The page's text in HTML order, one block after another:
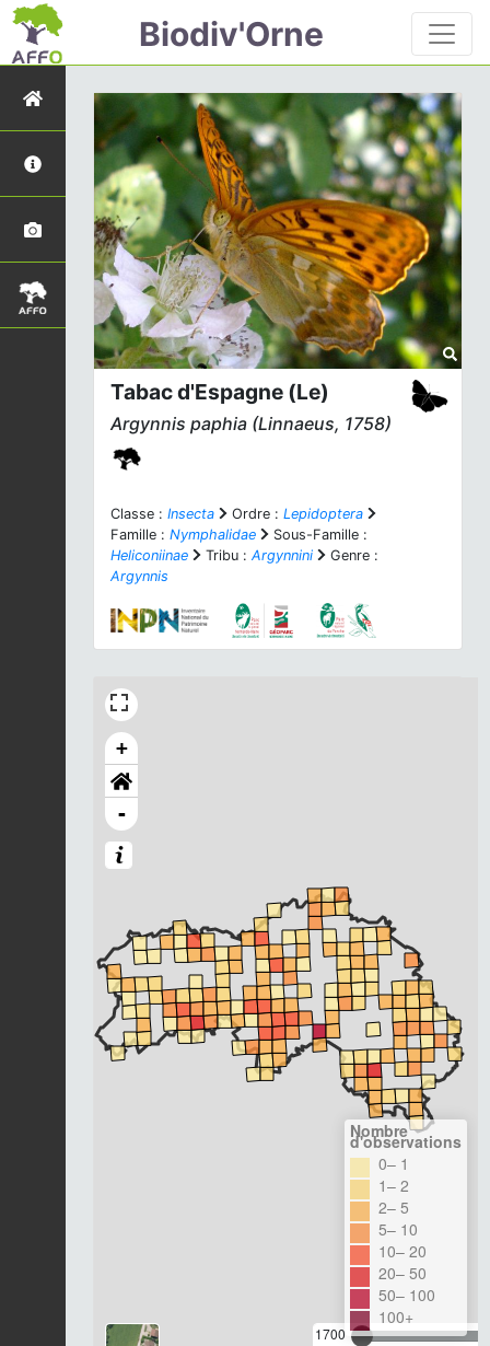
Biodiv'Orne
Tabac d'Espagne (Le)
Argynnis paphia (Linnaeus, 1758)
Classe : Insecta Ordre : Lepidoptera
Famille : Nymphalidae
Sous-Famille :
Heliconiinae
Tribu : Argynnini
Genre :
Argynnis
+
-
1700
Nombre
d'observations
0– 1
1– 2
2– 5
5– 10
10– 20
20– 50
50– 100
100+